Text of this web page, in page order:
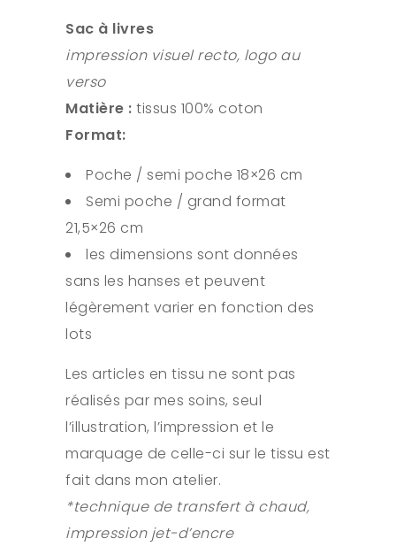
Sac à livres
impression visuel recto, logo au
verso
Matière :tissus 100% coton
Format:
Poche / semi poche 18×26 cm
Semi poche / grand format
21,5×26 cm
les dimensions sont données
sans les hanses et peuvent
légèrement varier en fonction des
lots
Les articles en tissu ne sont pas
réalisés par mes soins, seul
l’illustration, l’impression et le
marquage de celle-ci sur le tissu est
fait dans mon atelier.
*technique de transfert à chaud,
impression jet-d’encre